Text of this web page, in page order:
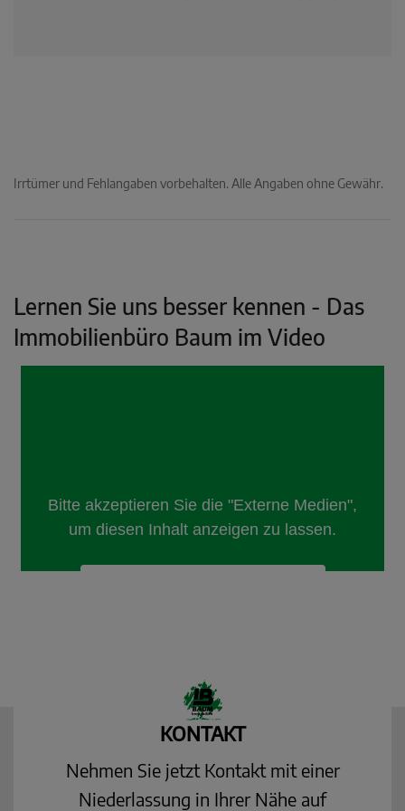
Irrtümer und Fehlangaben vorbehalten. Alle Angaben ohne Gewähr.
Lernen Sie uns besser kennen - Das
Immobilienbüro Baum im Video
KONTAKT
Nehmen Sie jetzt Kontakt mit einer
Niederlassung in Ihrer Nähe auf